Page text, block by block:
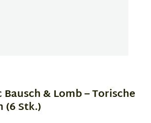
& Lomb – Torische
(6 Stk.)